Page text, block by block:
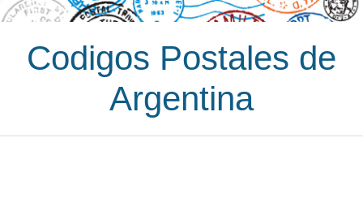
Codigos Postales de
Argentina